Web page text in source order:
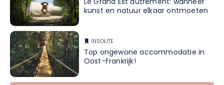
kunst en natuur elkaar ontmoeten
INSOLITE
Top ongewone accommodatie in
Oost-Frankrijk!